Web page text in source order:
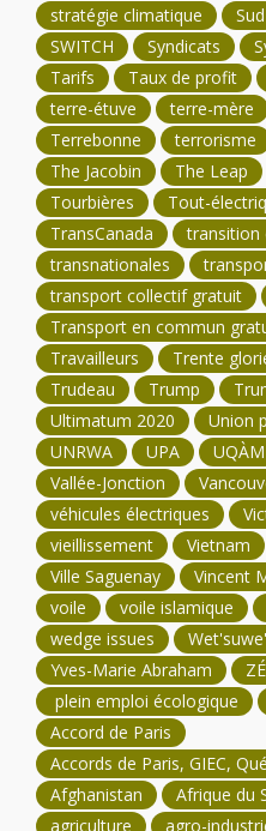
stratégie climatique
Sud
SWITCH
Syndicats
Tarifs
Taux de profit
terre-étuve
terre-mère
Terrebonne
terrorisme
The Jacobin
The Leap
Tourbières
Tout-
TransCanada
transition
transnationales
transport collectif gratuit
Transport en commun
Travailleurs
Trente
Trudeau
Trump
Ultimatum 2020
Union
UNRWA
UPA UQÀM
Vallée-Jonction
véhicules électriques
vieillissement
Vietnam
Ville Saguenay
Vincent
voile
voile islamique
wedge issues
Yves-Marie Abraham
plein emploi écologique
Accord de Paris
Accords de Paris, GIEC,
Afghanistan
Afrique du
agriculture
agro-